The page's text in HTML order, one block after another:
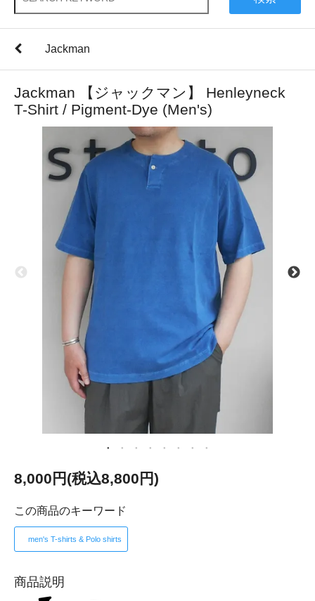
Jackman
Jackman 【ジャックマン】 Henleyneck
T-Shirt / Pigment-Dye (Men's)
8,000円(税込8,800円)
この商品のキーワード
men's T-shirts & Polo shirts
商品説明